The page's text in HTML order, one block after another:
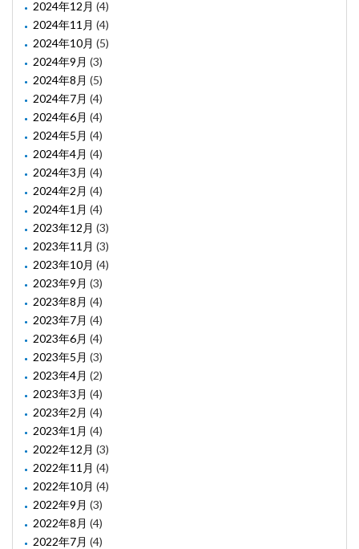
2024年12月 (4)
2024年11月 (4)
2024年10月 (5)
2024年9月 (3)
2024年8月 (5)
2024年7月 (4)
2024年6月 (4)
2024年5月 (4)
2024年4月 (4)
2024年3月 (4)
2024年2月 (4)
2024年1月 (4)
2023年12月 (3)
2023年11月 (3)
2023年10月 (4)
2023年9月 (3)
2023年8月 (4)
2023年7月 (4)
2023年6月 (4)
2023年5月 (3)
2023年4月 (2)
2023年3月 (4)
2023年2月 (4)
2023年1月 (4)
2022年12月 (3)
2022年11月 (4)
2022年10月 (4)
2022年9月 (3)
2022年8月 (4)
2022年7月 (4)